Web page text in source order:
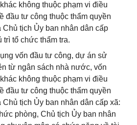
không thuộc phạm vi điều
đầu tư công thuộc thẩm quyền
tịch Ủy ban nhân dân cấp
tổ chức thẩm tra.
vốn đầu tư công, dự án sử
từ ngân sách nhà nước, vốn
không thuộc phạm vi điều
đầu tư công thuộc thẩm quyền
tịch Ủy ban nhân dân cấp xã:
phòng, Chủ tịch Ủy ban nhân